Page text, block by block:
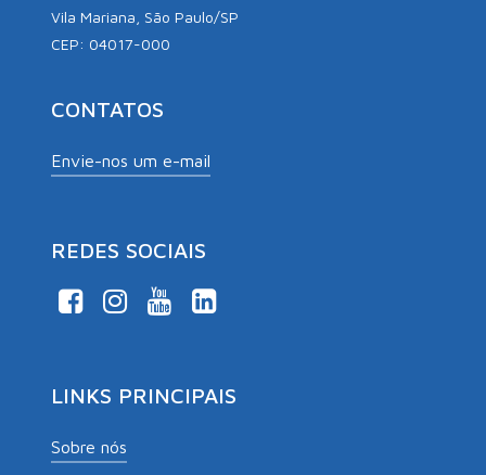
Vila Mariana, São Paulo/SP
CEP: 04017-000
CONTATOS
Envie-nos um e-mail
REDES SOCIAIS
LINKS PRINCIPAIS
Sobre nós